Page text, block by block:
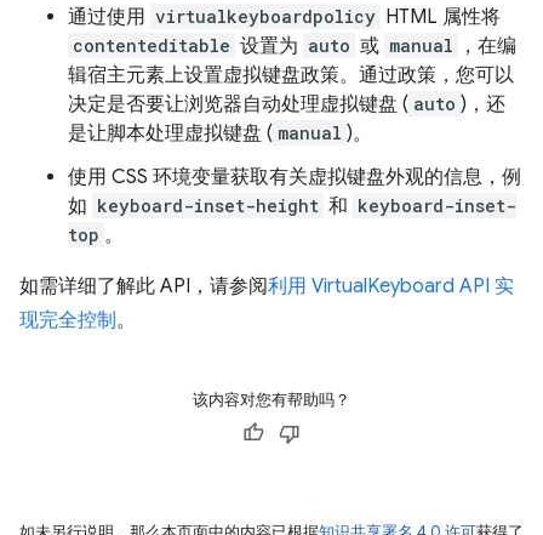
通过使用 virtualkeyboardpolicy HTML 属性将
contenteditable 设置为 auto 或 manual
，在编
辑宿主元素上设置虚拟键盘政策。通过政策，您可以
决定是否要让浏览器自动处理虚拟键盘 ( auto )，还
是让脚本处理虚拟键盘 ( manual )。
使用 CSS 环境变量获取有关虚拟键盘外观的信息，例
如 keyboard-inset-height 和 keyboard-inset-
top 。
如需详细了解此 API，请参阅利用 VirtualKeyboard API 实
现完全控制。
该内容对您有帮助吗？